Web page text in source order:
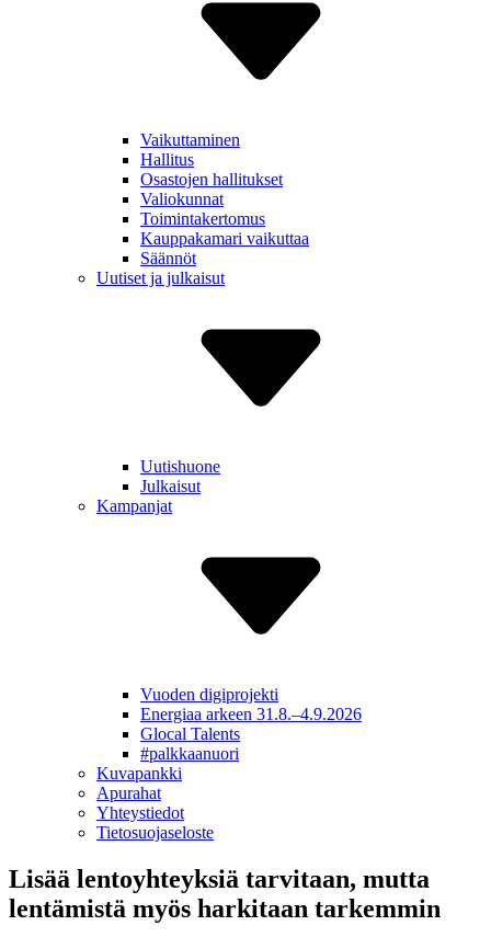
Vaikut­taminen
Hallitus
Osastojen hallitukset
Valiokunnat
Toiminta­kertomus
Kauppa­kamari vaikuttaa
Säännöt
Uutiset ja julkaisut
Uutishuone
Julkaisut
Kampanjat
Vuoden digiprojekti
Energiaa arkeen 31.8.–4.9.2026
Glocal Talents
#palkkaa­nuori
Kuvapankki
Apurahat
Yhteys­tiedot
Tietosuoja­seloste
Lisää lentoyhteyksiä tarvitaan, mutta
lentämistä myös harkitaan tarkemmin